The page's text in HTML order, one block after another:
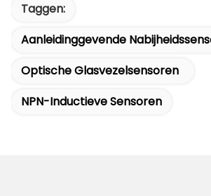
Taggen:
Aanleidinggevende
Optische Glasvezelsensoren
NPN-Inductieve Sensoren